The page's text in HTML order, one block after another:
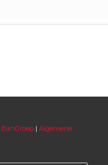
BanGroep| Algemene